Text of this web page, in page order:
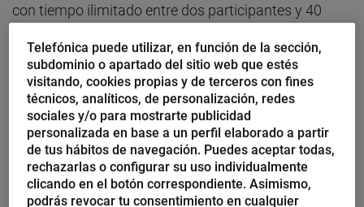
con tiempo ilimitado entre dos participantes y 40
las sesiones y compartir pantalla. Los planes de pago
comienzan en 14 euros.
Google Meet: la plataforma de videollamadas
premium de Google permite hasta 100 participantes
por sesión. Se caracteriza por ser intuitiva y estable.
Además, permite compartir pantalla y grabar las
Telefónica puede utilizar, en función de la sección,
subdominio o apartado del sitio web que estés
visitando, cookies propias y de terceros con fines
técnicos, analíticos, de personalización, redes
sociales y/o para mostrarte publicidad
personalizada en base a un perfil elaborado a partir
de tus hábitos de navegación. Puedes aceptar todas,
rechazarlas o configurar su uso individualmente
clicando en el botón correspondiente. Asimismo,
podrás revocar tu consentimiento en cualquier